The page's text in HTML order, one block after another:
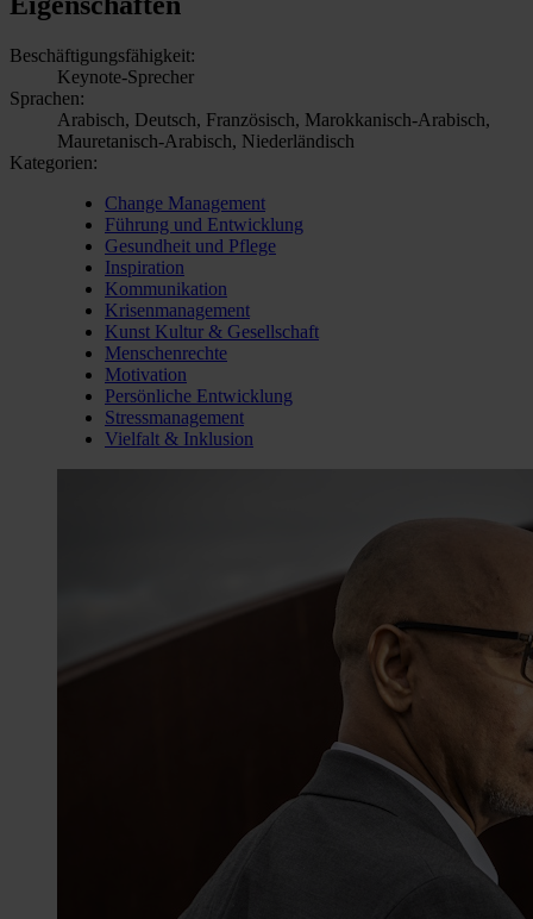
Beschäftigungsfähigkeit:
Keynote-Sprecher
Sprachen:
Arabisch, Deutsch, Französisch, Marokkanisch-Arabisch,
Mauretanisch-Arabisch, Niederländisch
Kategorien:
Change Management
Führung und Entwicklung
Gesundheit und Pflege
Inspiration
Kommunikation
Krisenmanagement
Kunst Kultur & Gesellschaft
Menschenrechte
Motivation
Persönliche Entwicklung
Stressmanagement
Vielfalt & Inklusion